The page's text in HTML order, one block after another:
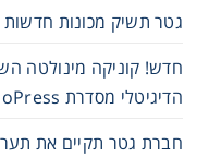
גטר תשיק מכונות
חדש! קוניקה מינולטה
הדיגיטלי מסדרת AccurioPress עם יכולות גימור משופרות